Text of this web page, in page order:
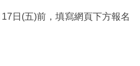
日(五)前，填寫網頁下方報名